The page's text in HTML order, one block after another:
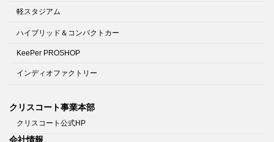
軽スタジアム
ハイブリッド＆コンパクトカー
KeePer PROSHOP
インディオファクトリー
クリスコート事業本部
クリスコート公式HP
会社情報